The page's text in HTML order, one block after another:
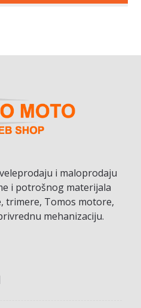
i maloprodaju
i potrošnog materijala
trimere, Tomos motore,
mehanizaciju.